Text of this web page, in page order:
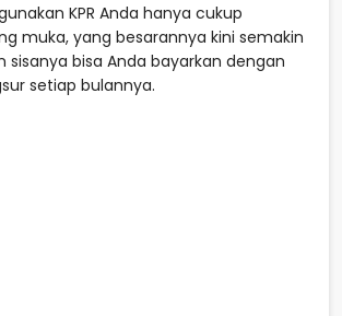
KPR Anda hanya cukup
muka, yang besarannya kini semakin
sisanya bisa Anda bayarkan dengan
setiap bulannya.